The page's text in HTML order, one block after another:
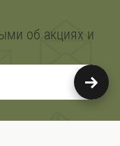
об акциях и